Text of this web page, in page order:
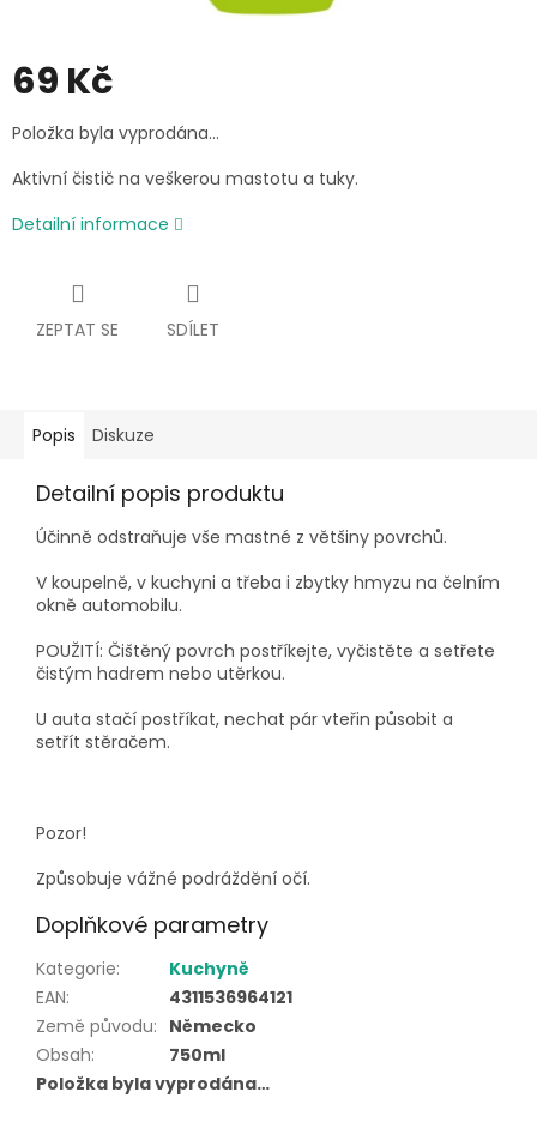
69 Kč
Měrná
cena:
Položka byla vyprodána…
Aktivní čistič na veškerou mastotu a tuky.
Detailní informace
ZEPTAT SE SDÍLET
Popis Diskuze
Detailní popis produktu
Účinně odstraňuje vše mastné z většiny povrchů.
V koupelně, v kuchyni a třeba i zbytky hmyzu na čelním
okně automobilu.
POUŽITÍ: Čištěný povrch postříkejte, vyčistěte a setřete
čistým hadrem nebo utěrkou.
U auta stačí postříkat, nechat pár vteřin působit a
setřít stěračem.
Pozor!
Způsobuje vážné podráždění očí.
Doplňkové parametry
Kategorie:
Kuchyně
EAN:
4311536964121
Země původu: Německo
Obsah:
750ml
Položka byla vyprodána…